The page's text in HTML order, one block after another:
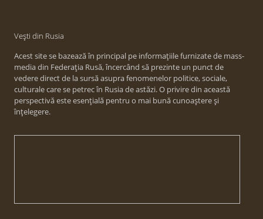
Vești din Rusia
Acest site se bazează în principal pe informațiile furnizate de mass-
media din Federația Rusă, încercând să prezinte un punct de
vedere direct de la sursă asupra fenomenelor politice, sociale,
culturale care se petrec în Rusia de astăzi. O privire din această
perspectivă este esențială pentru o mai bună cunoaștere și
înțelegere.